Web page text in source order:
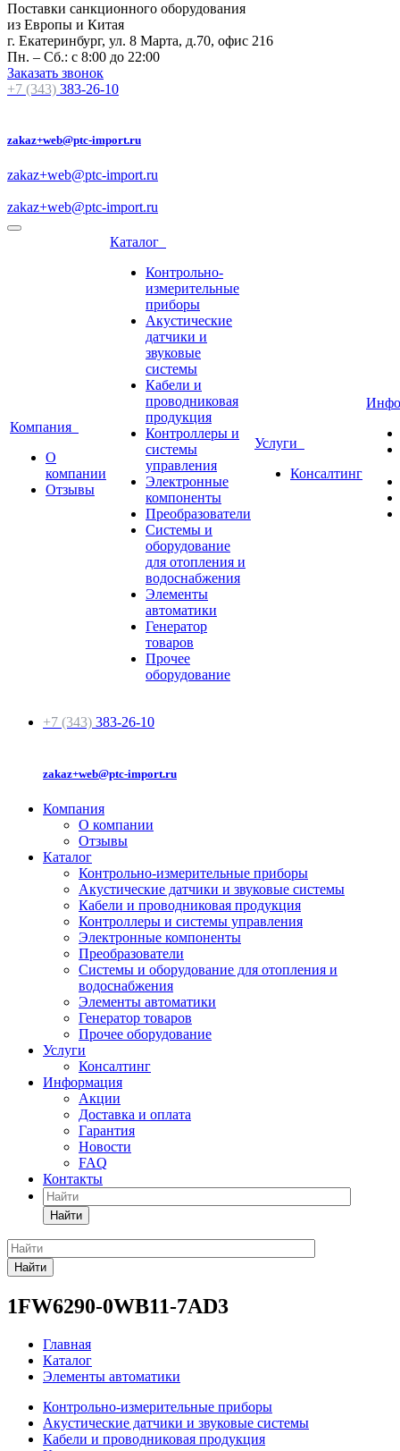
Поставки санкционного оборудования
из Европы и Китая
г. Екатеринбург, ул. 8 Марта, д.70, офис 216
Пн. – Сб.: с 8:00 до 22:00
Заказать звонок
+7 (343) 383-26-10
zakaz+web@ptc-import.ru
zakaz+web@ptc-import.ru
zakaz+web@ptc-import.ru
Компания
О
компании
Отзывы
Каталог
Контрольно-
измерительные
приборы
Акустические
датчики и
звуковые
системы
Кабели и
проводниковая
продукция
Контроллеры и
системы
управления
Электронные
компоненты
Преобразователи
Системы и
оборудование
для отопления и
водоснабжения
Элементы
автоматики
Генератор
товаров
Прочее
оборудование
Услуги
Консалтинг
+7 (343) 383-26-10
zakaz+web@ptc-import.ru
Компания
О компании
Отзывы
Каталог
Контрольно-измерительные приборы
Акустические датчики и звуковые системы
Кабели и проводниковая продукция
Контроллеры и системы управления
Электронные компоненты
Преобразователи
Системы и оборудование для отопления и
водоснабжения
Элементы автоматики
Генератор товаров
Прочее оборудование
Услуги
Консалтинг
Информация
Акции
Доставка и оплата
Гарантия
Новости
FAQ
Контакты
Найти
Найти
1FW6290-0WB11-7AD3
Главная
Каталог
Элементы автоматики
Контрольно-измерительные приборы
Акустические датчики и звуковые системы
Кабели и проводниковая продукция